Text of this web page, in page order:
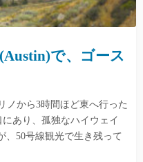
で、ゴース
ノから3時間ほど東へ行った
あり、孤独なハイウェイ
、50号線観光で生き残って